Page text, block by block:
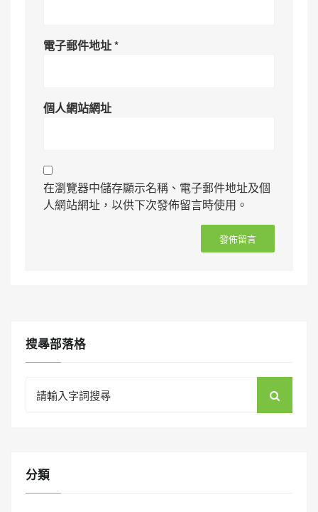
電子郵件地址*
個人網站網址
在瀏覽器中儲存顯示名稱、電子郵件地址及個
人網站網址，以供下次發佈留言時使用。
搜㝷部落格
for:
分類